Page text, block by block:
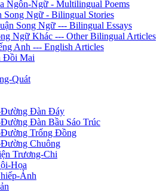
Ngôn-Ngữ - Multilingual Poems
Song Ngữ - Bilingual Stories
Song Ngữ --- Bilingual Essays
Ngữ Khác --- Other Bilingual Articles
Anh --- English Articles
Đồi Mai
Quát
Đàn Đáy
Đàn Bầu Sáo Trúc
Trống Đồng
Chuông
Trương-Chi
Họa
Ảnh